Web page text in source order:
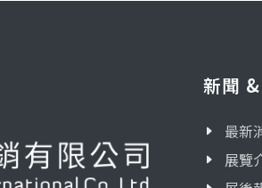
新聞
最新
展覽